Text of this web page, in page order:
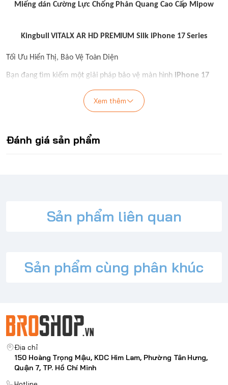
Miếng dán Cường Lực Chống Phản Quang Cao Cấp Mipow
Kingbull VITALX AR HD PREMIUM Silk iPhone 17 Series
Tối Ưu Hiển Thị, Bảo Vệ Toàn Diện
Bạn đang tìm kiếm một giải pháp bảo vệ màn hình iPhone 17
chính là sự kết hợp hoàn hảo giữa công nghệ
chống phản quang tiên tiến và khả năng bảo vệ vượt trội. Sản
kỳ đâu mà còn bảo vệ đôi mắt và màn hình của bạn một cách tối
Xem thêm
Đánh giá sản phẩm
Sản phẩm liên quan
Sản phẩm cùng phân khúc
Địa chỉ
150 Hoàng Trọng Mậu, KDC Him Lam, Phường Tân Hưng,
Quận 7, TP. Hồ Chí Minh